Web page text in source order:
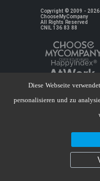
Copyright © 2009 - 2026
ChooseMyCompany
All Rights Reserved
CNIL 136 83 88
Diese Webseite
personalisieren und zu